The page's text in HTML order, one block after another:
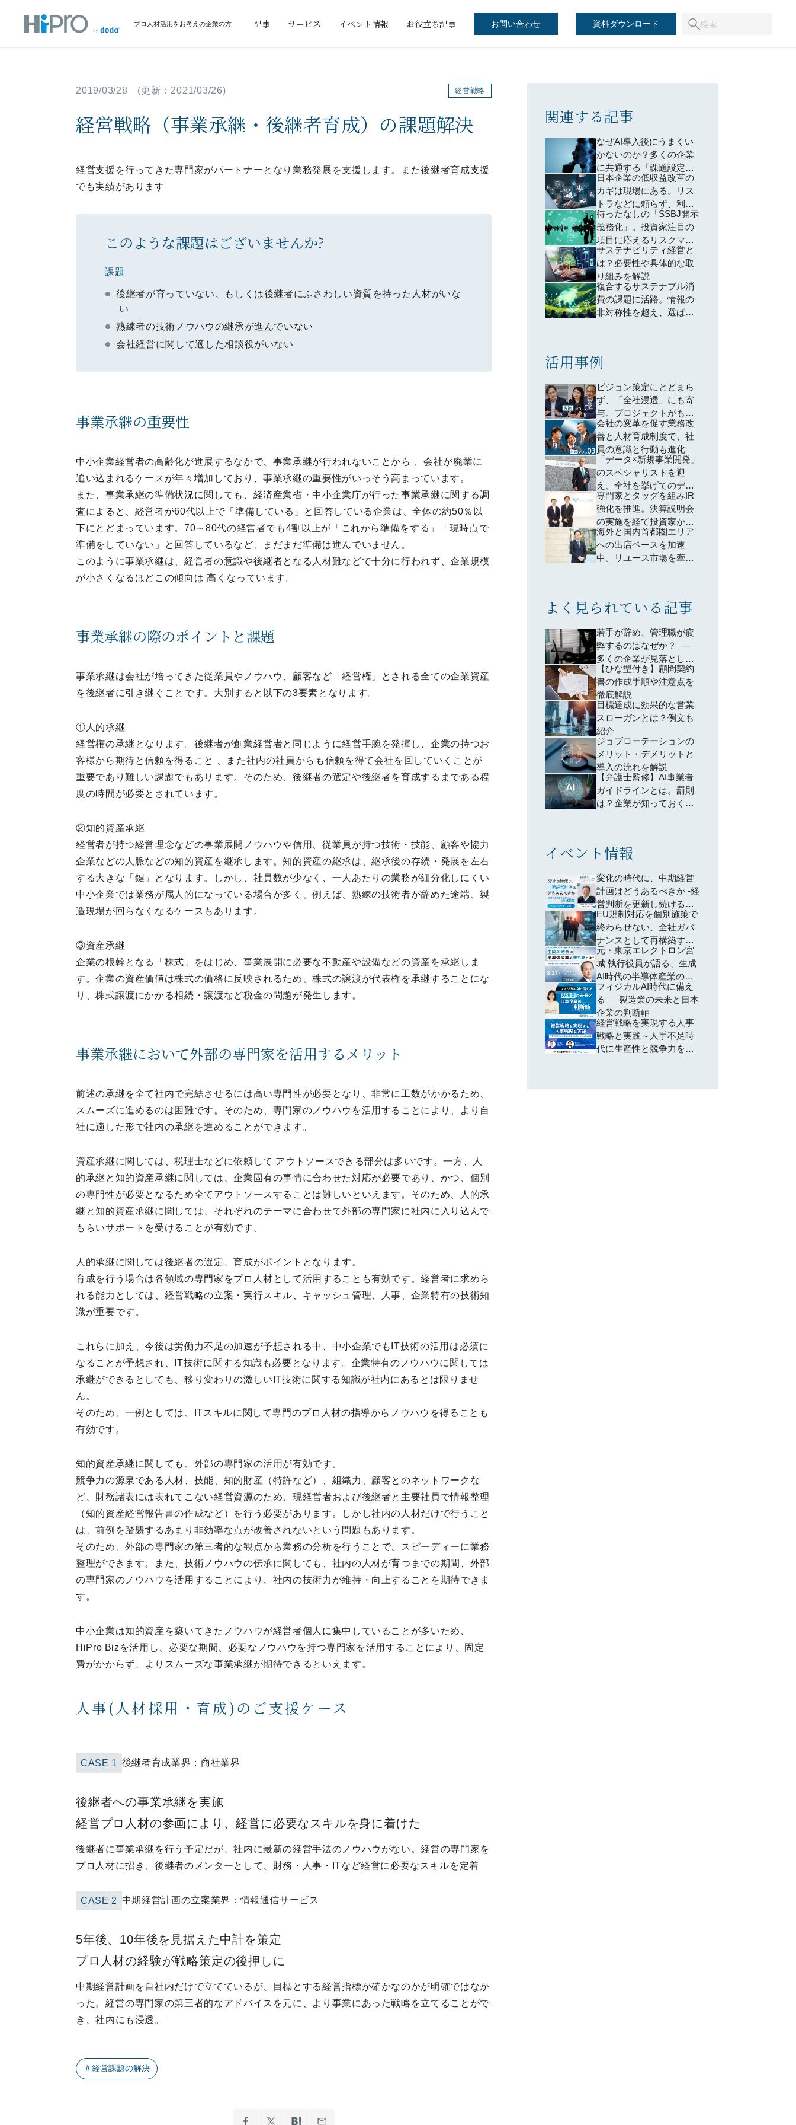
プロ人材活用をお考えの企業の方
サービス イベント情報 お役立ち記事 サービス イベント情報 お役立ち記事 お問い合わせ 資料ダウンロード
2019/03/28 (更新： 2021/03/26) 経営戦略
経営戦略（事業承継・後継者育成）の課題解決
経営支援を行ってきた専門家がパートナーとなり業務発展を支援します。また後継者育成支援
でも実績があります
このような課題はございませんか?
課題
後継者が育っていない、もしくは後継者にふさわしい資質を持った人材がいな
い
熟練者の技術ノウハウの継承が進んでいない
会社経営に関して適した相談役がいない
事業承継の重要性
中小企業経営者の高齢化が進展するなかで、事業承継が行われないことから 、会社が廃業に
追い込まれるケースが年々増加しており、事業承継の重要性がいっそう高まっています。
また、事業承継の準備状況に関しても、経済産業省・中小企業庁が行った事業承継に関する調
査によると、経営者が60代以上で「準備している」と回答している企業は、全体の約50％以
下にとどまっています。70～80代の経営者でも4割以上が「これから準備をする」「現時点で
準備をしていない」と回答しているなど、まだまだ準備は進んでいません。
このように事業承継は、経営者の意識や後継者となる人材難などで十分に行われず、企業規模
が小さくなるほどこの傾向は 高くなっています。
事業承継の際のポイントと課題
事業承継は会社が培ってきた従業員やノウハウ、顧客など「経営権」とされる全ての企業資産
を後継者に引き継ぐことです。大別すると以下の3要素となります。
①人的承継
経営権の承継となります。後継者が創業経営者と同じように経営手腕を発揮し、企業の持つお
客様から期待と信頼を得ること 、また社内の社員からも信頼を得て会社を回していくことが
重要であり難しい課題でもあります。そのため、後継者の選定や後継者を育成するまである程
度の時間が必要とされています。
②知的資産承継
経営者が持つ経営理念などの事業展開ノウハウや信用、従業員が持つ技術・技能、顧客や協力
企業などの人脈などの知的資産を継承します。知的資産の継承は、継承後の存続・発展を左右
する大きな「鍵」となります。しかし、社員数が少なく、一人あたりの業務が細分化しにくい
中小企業では業務が属人的になっている場合が多く、例えば、熟練の技術者が辞めた途端、製
造現場が回らなくなるケースもあります。
③資産承継
企業の根幹となる「株式」をはじめ、事業展開に必要な不動産や設備などの資産を承継しま
す。企業の資産価値は株式の価格に反映されるため、株式の譲渡が代表権を承継することにな
り、株式譲渡にかかる相続・譲渡など税金の問題が発生します。
事業承継において外部の専門家を活用するメリット
前述の承継を全て社内で完結させるには高い専門性が必要となり、非常に工数がかかるため、
スムーズに進めるのは困難です。そのため、専門家のノウハウを活用することにより、より自
社に適した形で社内の承継を進めることができます。
資産承継に関しては、税理士などに依頼して アウトソースできる部分は多いです。一方、人
的承継と知的資産承継に関しては、企業固有の事情に合わせた対応が必要であり、かつ、個別
の専門性が必要となるため全てアウトソースすることは難しいといえます。そのため、人的承
継と知的資産承継に関しては、それぞれのテーマに合わせて外部の専門家に社内に入り込んで
もらいサポートを受けることが有効です。
人的承継に関しては後継者の選定、育成がポイントとなります。
育成を行う場合は各領域の専門家をプロ人材として活用することも有効です。経営者に求めら
れる能力としては、経営戦略の立案・実行スキル、キャッシュ管理、人事、企業特有の技術知
識が重要です。
これらに加え、今後は労働力不足の加速が予想される中、中小企業でもIT技術の活用は必須に
なることが予想され、IT技術に関する知識も必要となります。企業特有のノウハウに関しては
承継ができるとしても、移り変わりの激しいIT技術に関する知識が社内にあるとは限りませ
ん。
そのため、一例としては、ITスキルに関して専門のプロ人材の指導からノウハウを得ることも
有効です。
知的資産承継に関しても、外部の専門家の活用が有効です。
競争力の源泉である人材、技能、知的財産（特許など）、組織力、顧客とのネットワークな
ど、財務諸表には表れてこない経営資源のため、現経営者および後継者と主要社員で情報整理
（知的資産経営報告書の作成など）を行う必要があります。しかし社内の人材だけで行うこと
は、前例を踏襲するあまり非効率な点が改善されないという問題もあります。
そのため、外部の専門家の第三者的な観点から業務の分析を行うことで、スピーディーに業務
整理ができます。また、技術ノウハウの伝承に関しても、社内の人材が育つまでの期間、外部
の専門家のノウハウを活用することにより、社内の技術力が維持・向上することを期待できま
す。
中小企業は知的資産を築いてきたノウハウが経営者個人に集中していることが多いため、
HiPro Bizを活用し、必要な期間、必要なノウハウを持つ専門家を活用することにより、固定
費がかからず、よりスムーズな事業承継が期待できるといえます。
人事(人材採用・育成)のご支援ケース
CASE 1 後継者育成業界： 商社業界
後継者への事業承継を実施
後継者に事業承継を行う予定だが、社内に最新の経営手法のノウハウがない。経営の専門家を
プロ人材に招き、後継者のメンターとして、財務・人事・ITなど経営に必要なスキルを定着
CASE 2 中期経営計画の立案業界：情報通信サービス
5年後、10年後を見据えた中計を策定
プロ人材の経験が戦略策定の後押しに
中期経営計画を自社内だけで立てているが、目標とする経営指標が確かなのかが明確ではなか
った。経営の専門家の第三者的なアドバイスを元に、より事業にあった戦略を立てることがで
き、社内にも浸透。
＃経営課題の解決
関連する記事
なぜAI導入後にうまくい
かないのか？多くの企業
に共通する「課題設定」
のズレとは
日本企業の低収益改革の
カギは現場にある。リス
トラなどに頼らず、利益
体質へ変える 10 の施策
待ったなしの「SSBJ開示
義務化」。投資家注目の
項目に応えるリスクマネ
ジメント戦略とは
サステナビリティ経営と
は？必要性や具体的な取
り組みを解説
複合するサステナブル消
費の課題に活路。情報の
非対称性を超え、選ばれ
活用事例
ビジョン策定にとどまら
ず、「全社浸透」にも寄
与。プロジェクトがもた
らす新たな化学反応とは
会社の変革を促す業務改
善と人材育成制度で、社
員の意識と行動も進化
「データ×新規事業開発」
のスペシャリストを迎
え、全社を挙げてのデジ
タルトランスフォーメー
ションが一気に加速
専門家とタッグを組みIR
強化を推進。決算説明会
の実施を経て投資家から
の評価に手応え
海外と国内首都圏エリア
への出店ペースを加速
中。リユース市場を牽引
よく見られている記事
若手が辞め、管理職が疲
弊するのはなぜか？ ──
多くの企業が見落として
いる「育成設計」の問題
【ひな型付き】顧問契約
書の作成手順や注意点を
徹底解説
目標達成に効果的な営業
スローガンとは？例文も
紹介
ジョブローテーションの
メリット・デメリットと
導入の流れを解説
【弁護士監修】AI事業者
ガイドラインとは。罰則
は？企業が知っておくべ
イベント情報
変化の時代に、中期経営
計画はどうあるべきか -経
営判断を更新し続ける企
業の共通点-
EU規制対応を個別施策で
終わらせない、全社ガバ
ナンスとして再構築する
方法 ―個別対応から脱却
し、規制横断で共通領域
を再編するための全社設
計―
元・東京エレクトロン宮
城 執行役員が語る、生成
AI時代の半導体産業の勝
ち筋とは？ ~AI特需に踊
らされない、投資・SCM
の判断軸~
フィジカルAI時代に備え
る ― 製造業の未来と日本
企業の判断軸
経営戦略を実現する人事
戦略と実践～人手不足時
代に生産性と競争力を高